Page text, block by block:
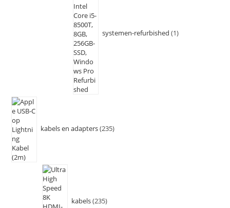
systemen-refurbished 1
kabels en adapters 235
kabels 235